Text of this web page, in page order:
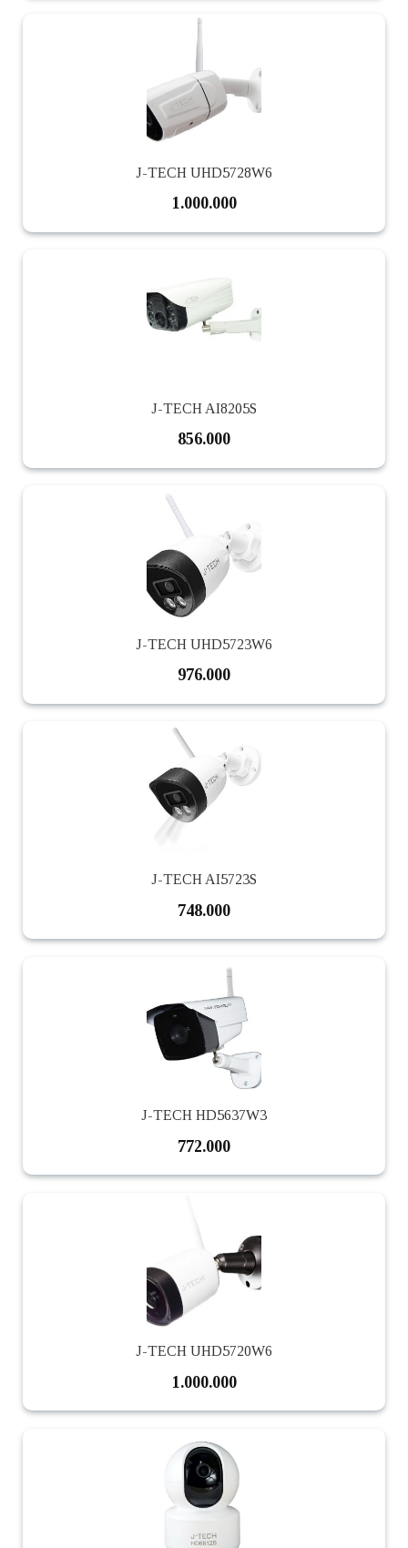
J-TECH UHD5728W6
1.000.000
J-TECH AI8205S
856.000
J-TECH UHD5723W6
976.000
J-TECH AI5723S
748.000
J-TECH HD5637W3
772.000
J-TECH UHD5720W6
1.000.000